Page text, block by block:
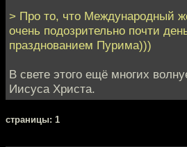
> Про то, что Международный
очень подозрительно почти
празднованием Пурима)))
В свете этого ещё многих
Иисуса Христа.
cтраницы: 1